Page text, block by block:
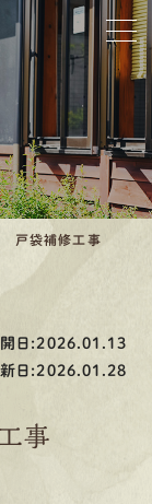
戸袋補修工事
日:2026.01.13
日:2026.01.28
事